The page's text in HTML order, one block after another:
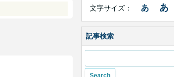
色
合
変
文字サイズ： あ あ
記事検索